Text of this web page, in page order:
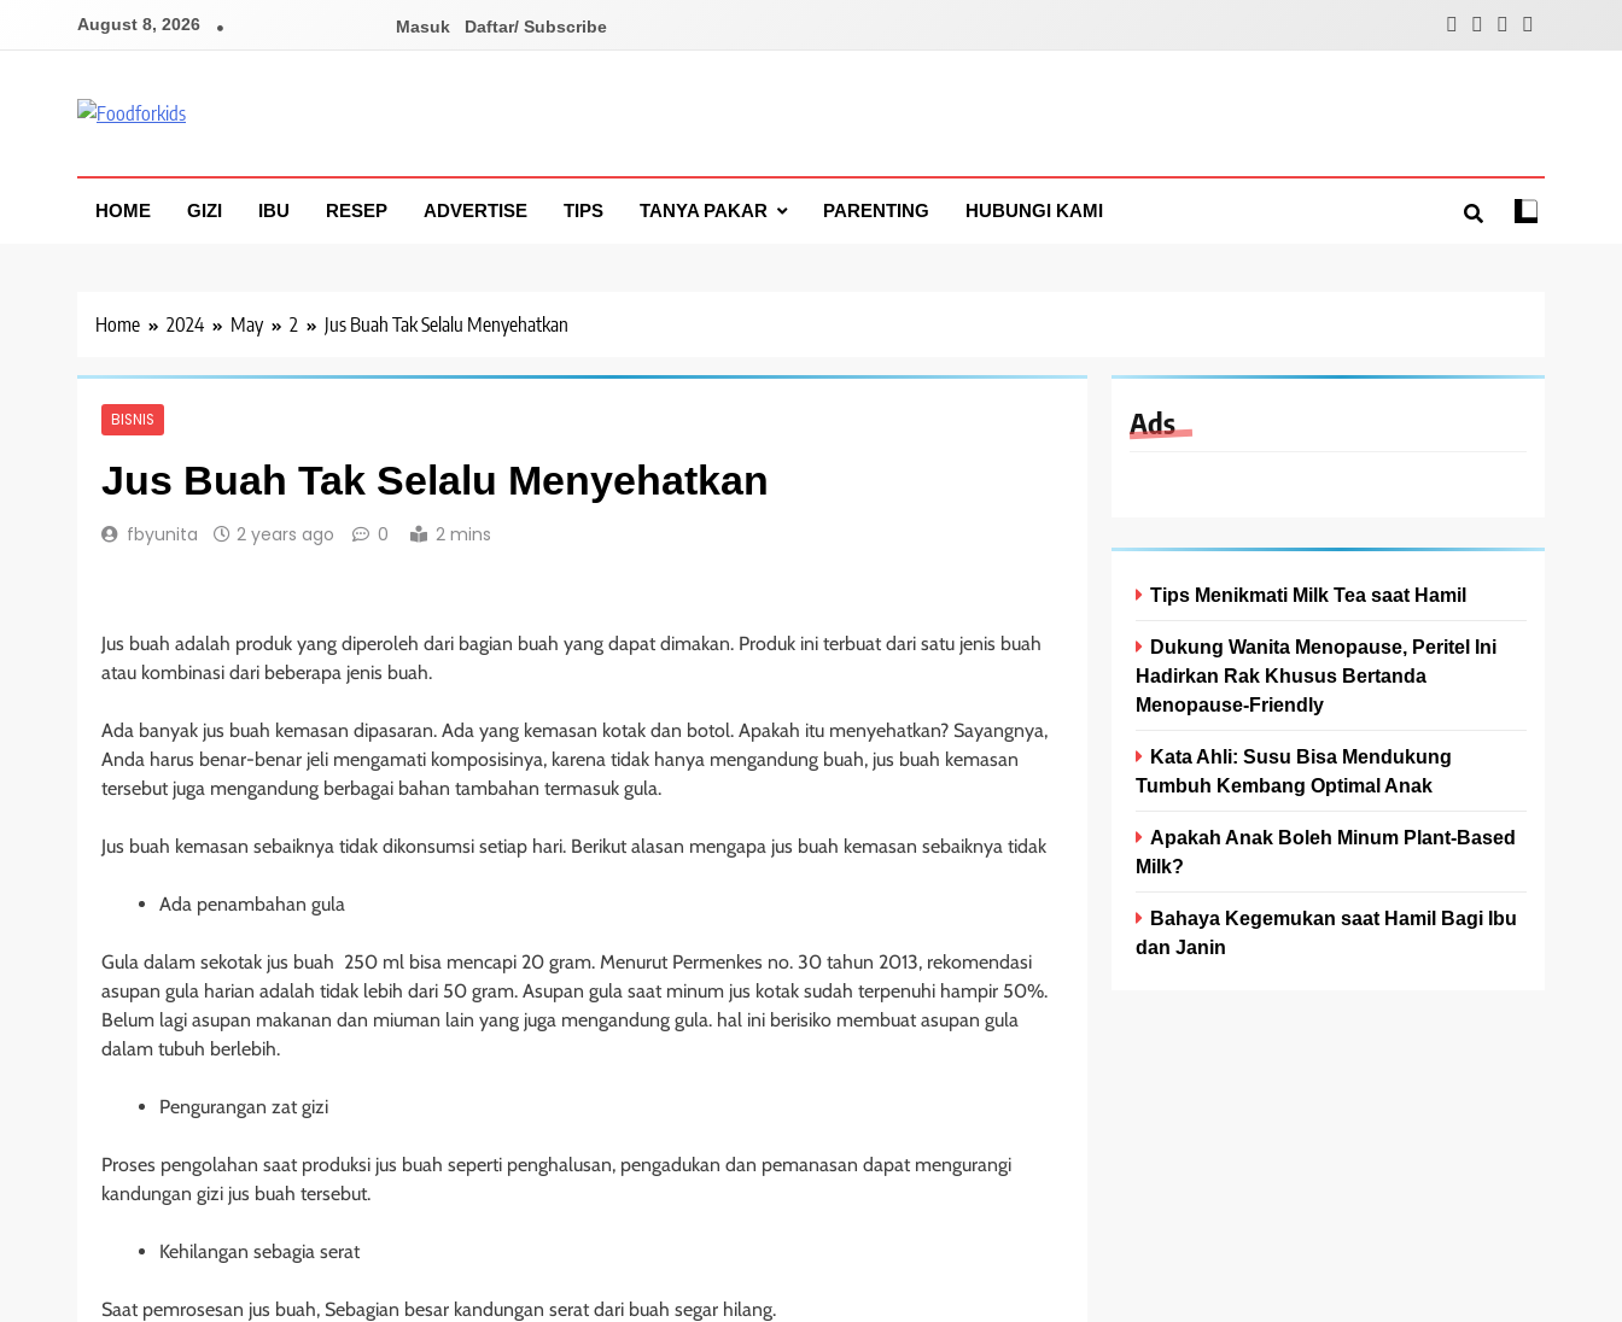
August 8, 2026 Masuk Daftar/ Subscribe
HOME GIZI IBU RESEP ADVERTISE TIPS TANYA PAKAR PARENTING HUBUNGI KAMI
Home 2024 May 2 Jus Buah Tak Selalu Menyehatkan
BISNIS
Jus Buah Tak Selalu Menyehatkan
fbyunita 2 years ago 0 2 mins
Jus buah adalah produk yang diperoleh dari bagian buah yang dapat dimakan. Produk ini terbuat dari satu jenis buah
atau kombinasi dari beberapa jenis buah.
Ada banyak jus buah kemasan dipasaran. Ada yang kemasan kotak dan botol. Apakah itu menyehatkan? Sayangnya,
Anda harus benar-benar jeli mengamati komposisinya, karena tidak hanya mengandung buah, jus buah kemasan
tersebut juga mengandung berbagai bahan tambahan termasuk gula.
Jus buah kemasan sebaiknya tidak dikonsumsi setiap hari. Berikut alasan mengapa jus buah kemasan sebaiknya tidak
Ada penambahan gula
Gula dalam sekotak jus buah 250 ml bisa mencapi 20 gram. Menurut Permenkes no. 30 tahun 2013, rekomendasi
asupan gula harian adalah tidak lebih dari 50 gram. Asupan gula saat minum jus kotak sudah terpenuhi hampir 50%.
Belum lagi asupan makanan dan miuman lain yang juga mengandung gula. hal ini berisiko membuat asupan gula
dalam tubuh berlebih.
Pengurangan zat gizi
Proses pengolahan saat produksi jus buah seperti penghalusan, pengadukan dan pemanasan dapat mengurangi
kandungan gizi jus buah tersebut.
Kehilangan sebagia serat
Saat pemrosesan jus buah, Sebagian besar kandungan serat dari buah segar hilang.
Ads
Tips Menikmati Milk Tea saat Hamil
Dukung Wanita Menopause, Peritel Ini
Hadirkan Rak Khusus Bertanda
Menopause-Friendly
Kata Ahli: Susu Bisa Mendukung
Tumbuh Kembang Optimal Anak
Apakah Anak Boleh Minum Plant-Based
Milk?
Bahaya Kegemukan saat Hamil Bagi Ibu
dan Janin